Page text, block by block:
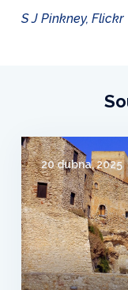
S J Pinkney, Flickr
20 dubna, 2025